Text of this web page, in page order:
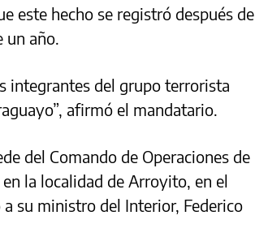
este hecho se registró después de
un año.
integrantes del grupo terrorista
afirmó el mandatario.
del Comando de Operaciones de
la localidad de Arroyito, en el
su ministro del Interior, Federico